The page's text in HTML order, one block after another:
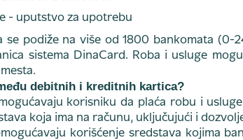
se podiže na više od 1800 bankomata (0-
sistema DinaCard. Roba i usluge
debitnih i kreditnih kartica?
korisniku da plaća robu i
koja ima na računu, uključujući i
korišćenje sredstava kojima